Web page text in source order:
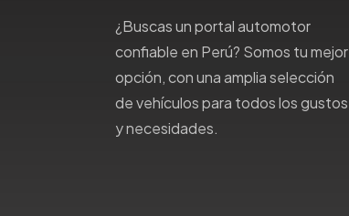
Jaguar
Jeep
Jetour
Jinbei
Jmc
¿Buscas un portal automotor
confiable en Perú? Somos tu mejor
opción, con una amplia selección
de vehículos para todos los gustos
y necesidades.